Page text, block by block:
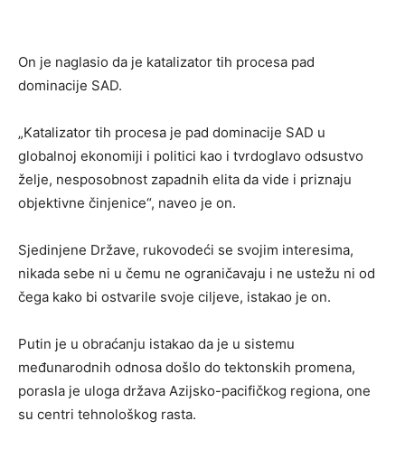
On je naglasio da je katalizator tih procesa pad
dominacije SAD.
„Katalizator tih procesa je pad dominacije SAD u
globalnoj ekonomiji i politici kao i tvrdoglavo odsustvo
želje, nesposobnost zapadnih elita da vide i priznaju
objektivne činjenice“, naveo je on.
Sjedinjene Države, rukovodeći se svojim interesima,
nikada sebe ni u čemu ne ograničavaju i ne ustežu ni od
čega kako bi ostvarile svoje ciljeve, istakao je on.
Putin je u obraćanju istakao da je u sistemu
međunarodnih odnosa došlo do tektonskih promena,
porasla je uloga država Azijsko-pacifičkog regiona, one
su centri tehnološkog rasta.